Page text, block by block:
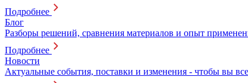
Подробнее
Блог
Разборы решений, сравнения материалов и опыт
Подробнее
Новости
Актуальные события, поставки и изменения - чтобы вы